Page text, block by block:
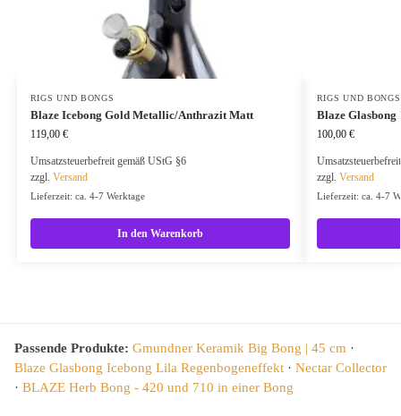
RIGS UND BONGS
Blaze Icebong Gold Metallic/Anthrazit Matt
119,00 €
Umsatzsteuerbefreit gemäß UStG §6
zzgl. Versand
Lieferzeit: ca. 4-7 Werktage
In den Warenkorb
RIGS UND BONGS
Blaze Glasbong
100,00 €
zzgl. Versand
Lieferzeit: ca. 4-7
Passende Produkte: Gmundner Keramik Big Bong | 45 cm ·
Blaze Glasbong Icebong Lila Regenbogeneffekt · Nectar Collector
· BLAZE Herb Bong - 420 und 710 in einer Bong